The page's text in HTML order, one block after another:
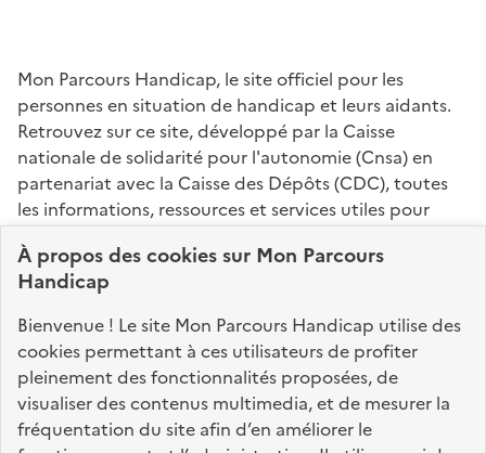
À propos descookiessur Mon Parcours
Handicap
Bienvenue ! Le site Mon Parcours Handicap utilise des
cookies permettant à ces utilisateurs de profiter
pleinement des fonctionnalités proposées, de
visualiser des contenus multimedia, et de mesurer la
fréquentation du site afin d’en améliorer le
Mon Parcours Handicap, le site officiel pour les
personnes en situation de handicap et leurs aidants.
Retrouvez sur ce site, développé par la Caisse
nationale de solidarité pour l'autonomie (Cnsa) en
partenariat avec la Caisse des Dépôts (CDC), toutes
les informations, ressources et services utiles pour
connaître vos droits, effectuer vos démarches,
identifier vos interlocuteurs.
Nos sites partenaires
info.gouv.fr service-public.fr legifrance.gouv.fr
data.gouv.fr